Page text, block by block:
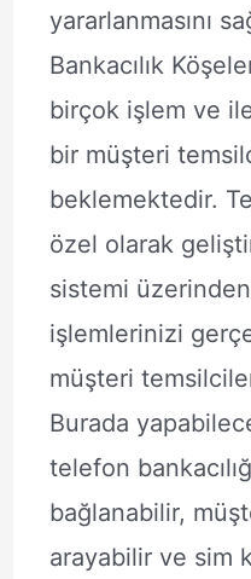
yararlanmasını
Bankacılık
birçok işlem ve
bir müşteri
beklemektedir.
özel olarak
sistemi üzerinden
işlemlerinizi
müşteri
Burada
telefon
bağlanabilir,
arayabilir ve sim